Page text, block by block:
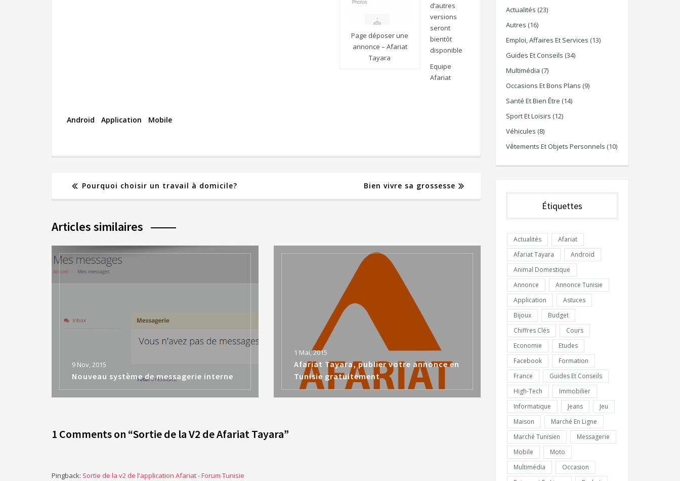
Page déposer une
annonce – Afariat
Tayara
d’autres
versions
seront
bientôt
disponible
Equipe
Afariat
Android Application Mobile
Pourquoi choisir un travail à domicile? Bien vivre sa grossesse
Articles similaires
9 Nov, 2015
Nouveau système de messagerie interne
1 Mai, 2015
Afariat Tayara, publier votre annonce en
Tunisie gratuitement
1 Comments on “Sortie de la V2 de Afariat Tayara”
Pingback: Sortie de la v2 de l'application Afariat - Forum Tunisie
Actualités (23)
Autres (16)
Emploi, Affaires Et Services (13)
Guides Et Conseils (34)
Multimédia (7)
Occasions Et Bons Plans (9)
Santé Et Bien Être (14)
Sport Et Loisirs (12)
Véhicules (8)
Vêtements Et Objets Personnels (10)
Étiquettes
Actualités
Afariat
Afariat Tayara
Android
Animal Domestique
Annonce
Annonce Tunisie
Application
Astuces
Bijoux
Budget
Chiffres Clés
Cours
Economie
Etudes
Facebook
Formation
France
Guides Et Conseils
High-Tech
Immobilier
Informatique
Jeans
Jeu
Maison
Marché En Ligne
Marché Tunisien
Messagerie
Mobile
Moto
Multimédia
Occasion